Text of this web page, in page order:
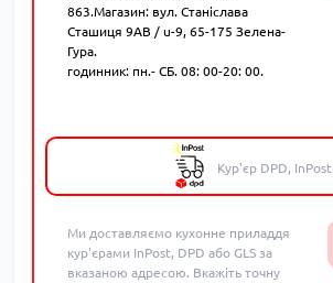
863.Магазин: вул. Станіслава
Сташиця 9AB / u-9, 65-175 Зелена-
Гура.
годинник: пн.- СБ. 08: 00-20: 00.
Кур'єр DPD, InPost
Ми доставляємо кухонне приладдя
кур'єрами InPost, DPD або GLS за
вказаною адресою. Вкажіть точну